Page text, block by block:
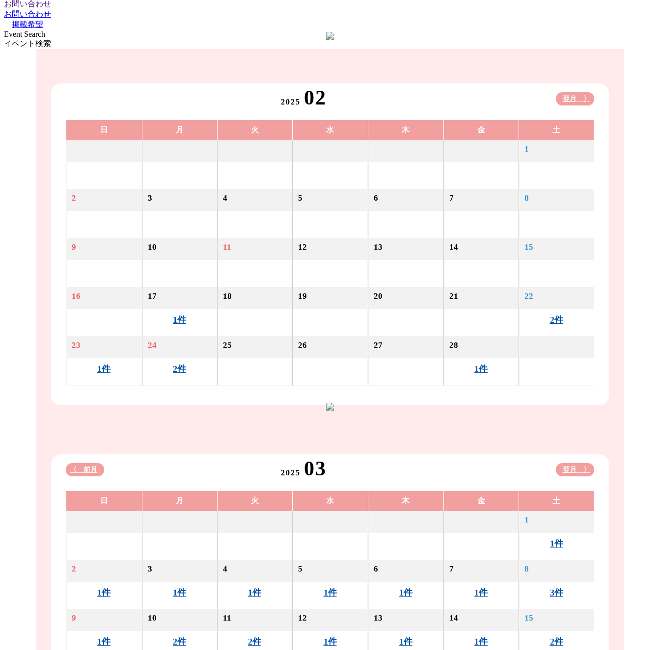
お問い合わせ
お問い合わせ
掲載希望
Event Search
イベント検索
2025 02 翌月 〉
日 月 火 水 木 金 土
1
2 3 4 5 6 7 8
9 10 11 12 13 14 15
16 17
1件
18 19 20 21 22
2件
23
1件
24
2件
25 26 27 28
1件
2025 03
〈 前月 翌月 〉
日 月 火 水 木 金 土
1
1件
2
1件
3
1件
4
1件
5
1件
6
1件
7
1件
8
3件
9
1件
10
2件
11
2件
12
1件
13
1件
14
1件
15
2件